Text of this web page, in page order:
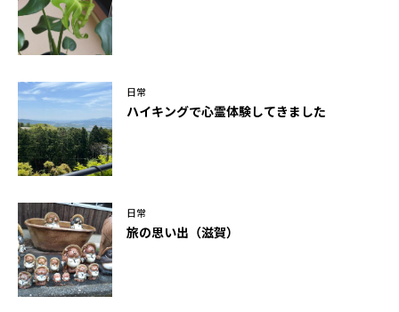
日常
ハイキングで心霊体験してきました
日常
旅の思い出（滋賀）